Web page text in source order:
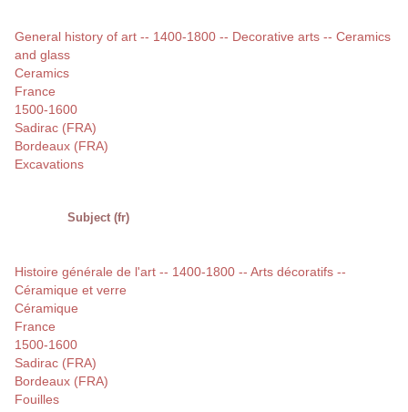
General history of art -- 1400-1800 -- Decorative arts -- Ceramics
and glass
Ceramics
France
1500-1600
Sadirac (FRA)
Bordeaux (FRA)
Excavations
Subject (fr)
Histoire générale de l'art -- 1400-1800 -- Arts décoratifs --
Céramique et verre
Céramique
France
1500-1600
Sadirac (FRA)
Bordeaux (FRA)
Fouilles